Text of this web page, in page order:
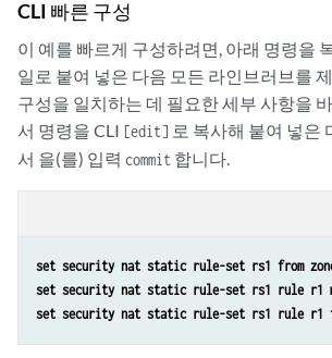
CLI 빠른 구성
이 예를 빠르게 구성하려면, 아래 명령을
일로 붙여 넣은 다음 모든 라인브러브를
구성을 일치하는 데 필요한 세부 사항을
서 명령을 CLI [edit] 로 복사해 붙여 넣은
서 을(를) 입력 commit 합니다.
set security nat static rule-set rs1 from
set security nat static rule-set rs1 rule r1
set security nat static rule-set rs1 rule r1